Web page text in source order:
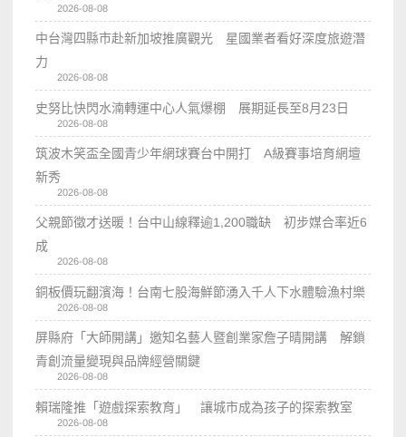
2026-08-08
中台灣四縣市赴新加坡推廣觀光 星國業者看好深度旅遊潛
力
2026-08-08
史努比快閃水湳轉運中心人氣爆棚 展期延長至8月23日
2026-08-08
筑波木笑盃全國青少年網球賽台中開打 A級賽事培育網壇
新秀
2026-08-08
父親節徵才送暖！台中山線釋逾1,200職缺 初步媒合率近6
成
2026-08-08
銅板價玩翻濱海！台南七股海鮮節湧入千人下水體驗漁村樂
2026-08-08
屏縣府「大師開講」邀知名藝人暨創業家詹子晴開講 解鎖
青創流量變現與品牌經營關鍵
2026-08-08
賴瑞隆推「遊戲探索教育」 讓城市成為孩子的探索教室
2026-08-08